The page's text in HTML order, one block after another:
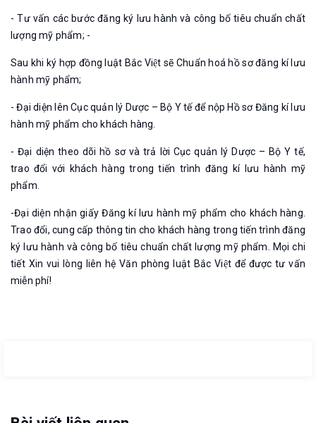
- Tư vấn các bước đăng ký lưu hành và công bố tiêu chuẩn chất
lượng mỹ phẩm; -
Sau khi ký hợp đồng luật Bắc Việt sẽ Chuẩn hoá hồ sơ đăng kí lưu
hành mỹ phẩm;
- Đại diện lên Cục quản lý Dược – Bộ Y tế để nộp Hồ sơ Đăng kí lưu
hành mỹ phẩm cho khách hàng.
- Đại diện theo dõi hồ sơ và trả lời Cục quản lý Dược – Bộ Y tế,
trao đổi với khách hàng trong tiến trình đăng kí lưu hành mỹ
phẩm.
-Đại diện nhận giấy Đăng kí lưu hành mỹ phẩm cho khách hàng.
Trao đổi, cung cấp thông tin cho khách hàng trong tiến trình đăng
ký lưu hành và công bố tiêu chuẩn chất lượng mỹ phẩm. Mọi chi
tiết Xin vui lòng liên hệ Văn phòng luật Bắc Việt để được tư vấn
miễn phí!